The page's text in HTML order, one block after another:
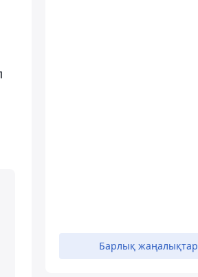
Барлық жаңалықтар